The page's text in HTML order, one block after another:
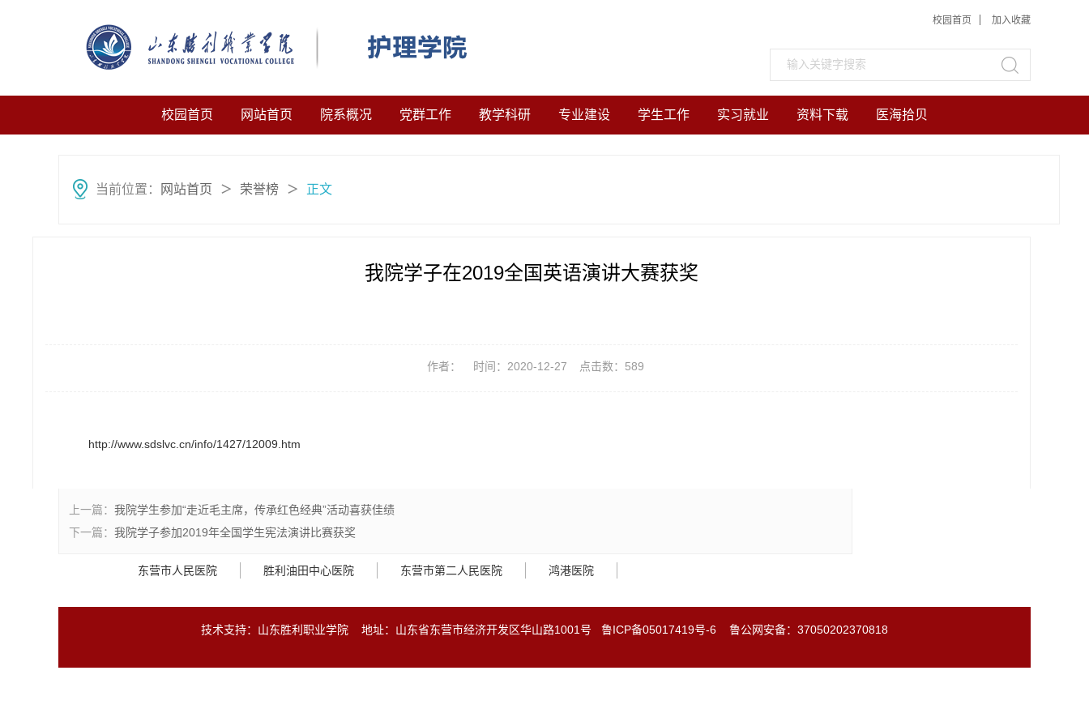
校园首页 加入收藏
校园首页 网站首页 院系概况 党群工作 教学科研 专业建设 学生工作 实习就业 资料下载 医海拾贝
当前位置： 网站首页 ＞ 荣誉榜 ＞ 正文
我院学子在2019全国英语演讲大赛获奖
作者： 时间：2020-12-27 点击数： 589
http://www.sdslvc.cn/info/1427/12009.htm
上一篇： 我院学生参加“走近毛主席，传承红色经典”活动喜获佳绩
下一篇： 我院学子参加2019年全国学生宪法演讲比赛获奖
东营市人民医院 胜利油田中心医院 东营市第二人民医院 鸿港医院
技术支持：山东胜利职业学院 地址：山东省东营市经济开发区华山路1001号 鲁ICP备05017419号-6 鲁公网安备：37050202370818